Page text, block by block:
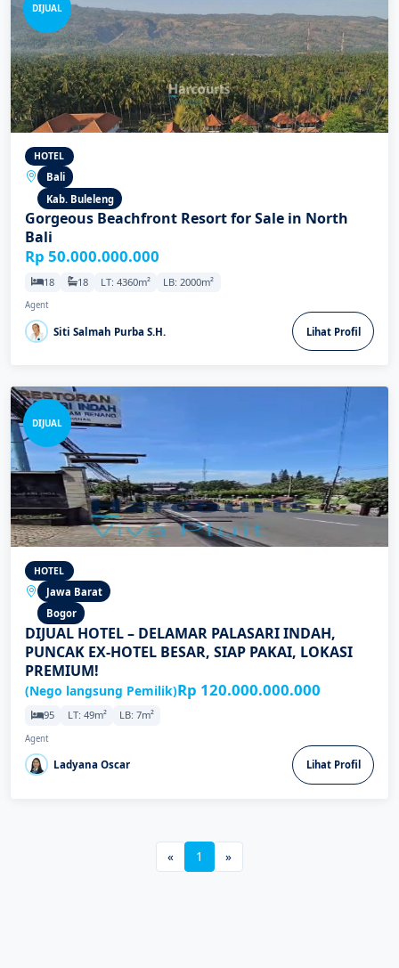
DIJUAL
HOTEL
Bali
Kab. Buleleng
Gorgeous Beachfront Resort for Sale in North
Bali
Rp 50.000.000.000
18 18 LT: 4360m² LB: 2000m²
Agent
Siti Salmah Purba S.H. Lihat Profil
DIJUAL
HOTEL
Jawa Barat
Bogor
DIJUAL HOTEL – DELAMAR PALASARI INDAH,
PUNCAK EX-HOTEL BESAR, SIAP PAKAI, LOKASI
PREMIUM!
(Nego langsung Pemilik)Rp 120.000.000.000
95 LT: 49m² LB: 7m²
Agent
Ladyana Oscar Lihat Profil
« 1 »